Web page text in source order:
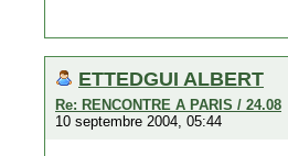
ETTEDGUI ALBERT
Re: RENCONTRE A PARIS / 24.08
10 septembre 2004, 05:44